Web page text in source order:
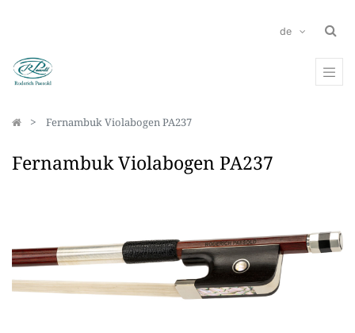
de
Fernambuk Violabogen PA237
Fernambuk Violabogen PA237